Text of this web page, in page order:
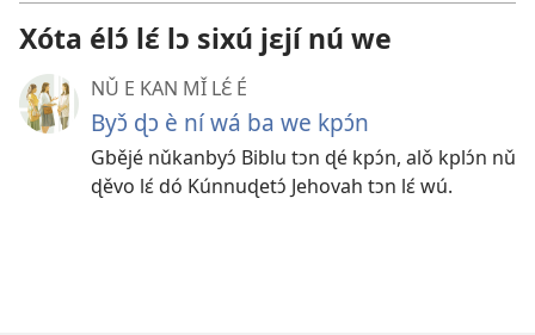
Xóta élɔ́ lɛ́ lɔ sixú jɛjí nú we
NǓ E KAN MǏ LƐ́ É
Byɔ̌ ɖɔ è ní wá ba we kpɔ́n
Gbějé nǔkanbyɔ́ Biblu tɔn ɖé kpɔ́n, alǒ kplɔ́n nǔ
ɖěvo lɛ́ dó Kúnnuɖetɔ́ Jehovah tɔn lɛ́ wú.